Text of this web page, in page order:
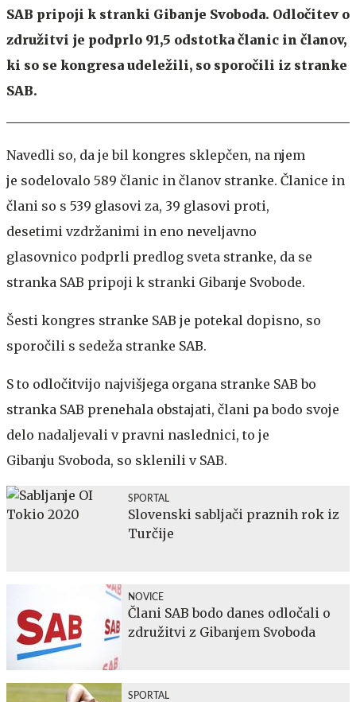
SAB pripoji k stranki Gibanje Svoboda. Odločitev o
združitvi je podprlo 91,5 odstotka članic in članov,
ki so se kongresa udeležili, so sporočili iz stranke
SAB.
Navedli so, da je bil kongres sklepčen, na njem
je sodelovalo 589 članic in članov stranke. Članice in
člani so s 539 glasovi za, 39 glasovi proti,
desetimi vzdržanimi in eno neveljavno
glasovnico podprli predlog sveta stranke, da se
stranka SAB pripoji k stranki Gibanje Svobode.
Šesti kongres stranke SAB je potekal dopisno, so
sporočili s sedeža stranke SAB.
S to odločitvijo najvišjega organa stranke SAB bo
stranka SAB prenehala obstajati, člani pa bodo svoje
delo nadaljevali v pravni naslednici, to je
Gibanju Svoboda, so sklenili v SAB.
SPORTAL
Slovenski sabljači praznih rok iz
Turčije
NOVICE
Člani SAB bodo danes odločali o
združitvi z Gibanjem Svoboda
SPORTAL